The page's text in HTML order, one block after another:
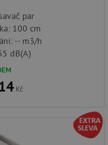
par
100 cm
-- m3/h
dB(A)
Kč